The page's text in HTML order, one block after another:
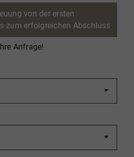
von der ersten
zum erfolgreichen Abschluss
Anfrage!